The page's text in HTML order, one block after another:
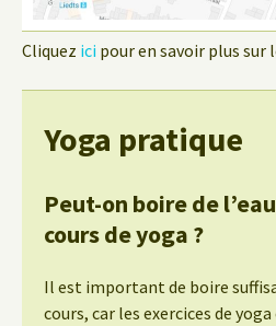
Cliquez ici pour en savoir plus sur
Yoga pratique
Peut-on boire de
cours de yoga ?
Il est important de boire
cours, car les exercices de